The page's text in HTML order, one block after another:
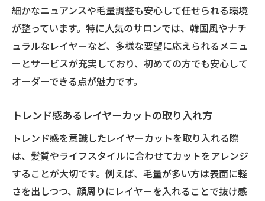
細かなニュアンスや毛量調整も安心して任せられる環境
が整っています。特に人気のサロンでは、韓国風やナチ
ュラルなレイヤーなど、多様な要望に応えられるメニュ
ーとサービスが充実しており、初めての方でも安心して
オーダーできる点が魅力です。
トレンド感あるレイヤーカットの取り入れ方
トレンド感を意識したレイヤーカットを取り入れる際
は、髪質やライフスタイルに合わせてカットをアレンジ
することが大切です。例えば、毛量が多い方は表面に軽
さを出しつつ、顔周りにレイヤーを入れることで抜け感